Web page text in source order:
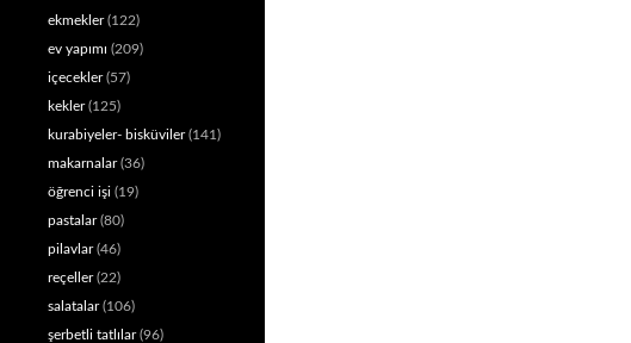
ekmekler(122)
ev yapımı (209)
içecekler(57)
kekler(125)
kurabiyeler- bisküviler(141)
makarnalar(36)
öğrenci işi (19)
pastalar(80)
pilavlar(46)
reçeller(22)
salatalar(106)
şerbetli tatlılar(96)